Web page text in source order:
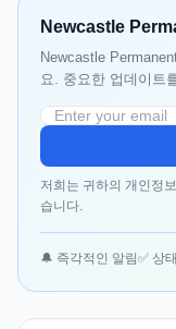
Newcastle
Newcastle
요. 중요한 업데이트
저희는 귀하의 개인정
습니다.
🔔 즉각적인 알림✅ 상